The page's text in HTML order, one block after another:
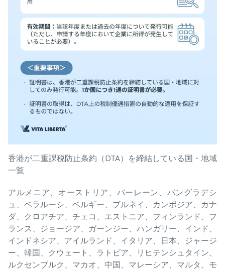
香港が二重課税防止条約（DTA）を締結している国・地域
一覧
アルメニア、オーストリア、バーレーン、バングラデシ
ュ、ベラルーシ、ベルギー、ブルネイ、カンボジア、カナ
ダ、クロアチア、チェコ、エストニア、フィンランド、フ
ランス、ジョージア、ガーンジー、ハンガリー、インド、
インドネシア、アイルランド、イタリア、日本、ジャージ
ー、韓国、クウェート、ラトビア、リヒテンシュタイン、
ルクセンブルク、マカオ、中国、マレーシア、マルタ、モ